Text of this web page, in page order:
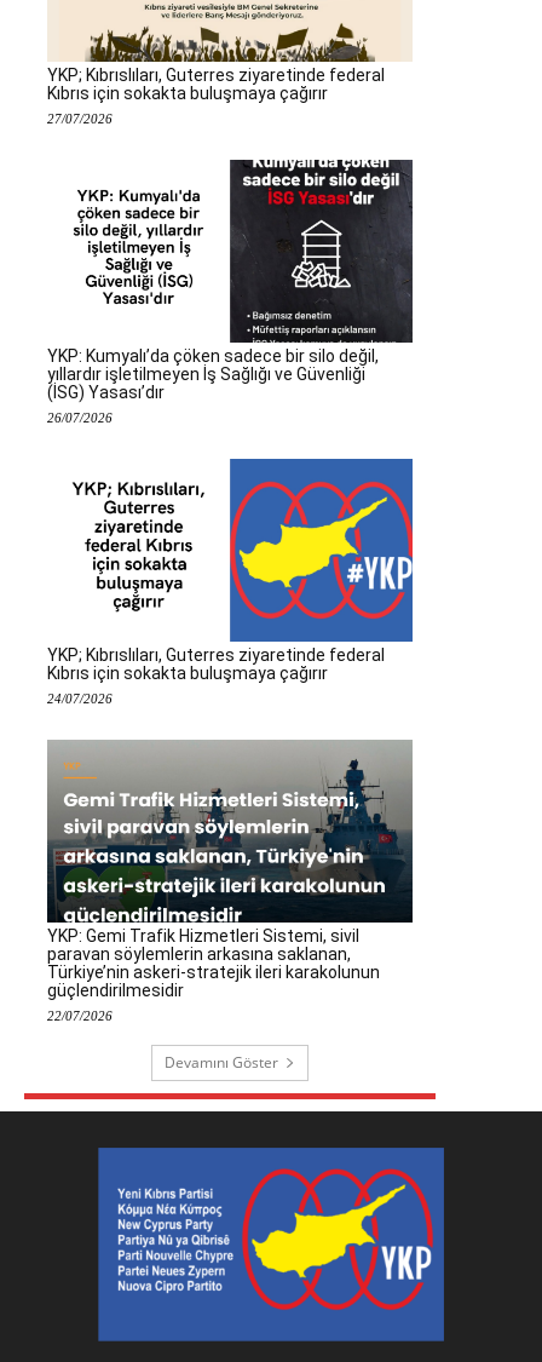
YKP; Kıbrıslıları, Guterres ziyaretinde federal
Kıbrıs için sokakta buluşmaya çağırır
27/07/2026
YKP: Kumyalı’da çöken sadece bir silo değil,
yıllardır işletilmeyen İş Sağlığı ve Güvenliği
(İSG) Yasası’dır
26/07/2026
YKP; Kıbrıslıları, Guterres ziyaretinde federal
Kıbrıs için sokakta buluşmaya çağırır
24/07/2026
YKP: Gemi Trafik Hizmetleri Sistemi, sivil
paravan söylemlerin arkasına saklanan,
Türkiye’nin askeri-stratejik ileri karakolunun
güçlendirilmesidir
22/07/2026
Devamını Göster